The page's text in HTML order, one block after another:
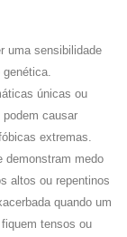
uma sensibilidade
únicas ou
causar
extremas.
demonstram medo
altos ou repentinos
quando um
tensos ou